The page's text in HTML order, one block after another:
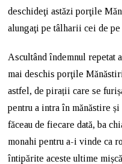
deschideţi astăzi porţile
alungaţi pe tâlharii cei de pe
Ascultând îndemnul repetat
mai deschis porţile
astfel, de pirații care se
pentru a intra în mănăstire
făceau de fiecare dată, ba
monahi pentru a-i vinde ca
întipărite aceste ultime